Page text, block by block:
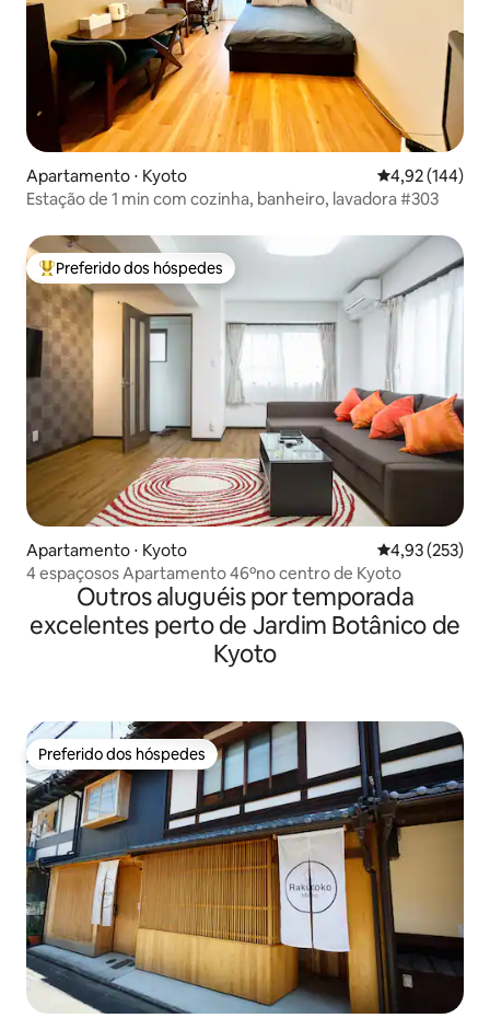
Apartamento ⋅ Kyoto 4,92 de uma
4,92 (144)
Estação de 1 min com cozinha, banheiro, lavadora #303
Entre os melhores preferidos dos hóspedes
Preferido dos hóspedes
Apartamento ⋅ Kyoto 4,93 de uma
4,93 (253)
4 espaçosos Apartamento 46ºno centro de Kyoto
Outros aluguéis por temporada
excelentes perto de Jardim Botânico de
Kyoto
Preferido dos hóspedes
Preferido dos hóspedes